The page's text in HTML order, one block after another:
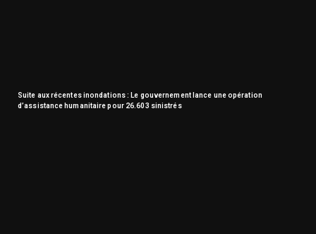
Suite aux récentes inondations : Le gouvernement lance une opération
d’assistance humanitaire pour 26.603 sinistrés